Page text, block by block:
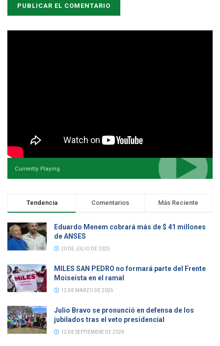
Currently Playing
Tendencia Comentarios Más Reciente
Eduardo Menem cobrará más de $ 41 millones
de ANSES
20 DE JULIO DE 2025
MILES SAN PEDRO no formará parte del Frente
Moiseísta en el ramal
12 DE MARZO DE 2025
Julio Bravo se pronunció en defensa de los
jubilados tras el veto presidencial
12 DE SEPTIEMBRE DE 2024